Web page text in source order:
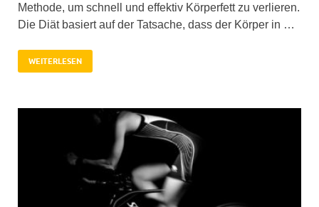
Methode, um schnell und effektiv Körperfett zu verlieren.
Die Diät basiert auf der Tatsache, dass der Körper in …
WEITERLESEN